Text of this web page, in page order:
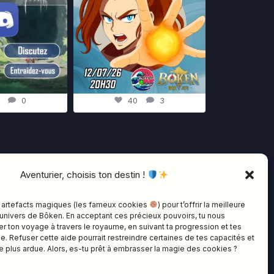
Aventurier, choisis ton destin !
magiques (les fameux cookies
) pour t’offrir la meilleure
de Bôken. En acceptant ces précieux pouvoirs, tu nous
ton voyage à travers le royaume, en suivant ta progression et tes
Refuser cette aide pourrait restreindre certaines de tes capacités et
plus ardue. Alors, es-tu prêt à embrasser la magie des cookies ?
0 40 3
l’expérience des RPG japonais des
Il propose une vaste campagne de 15 à 30 heures
ouvert, où l’on y retrouvera explorations, combats,
donjons, boss…